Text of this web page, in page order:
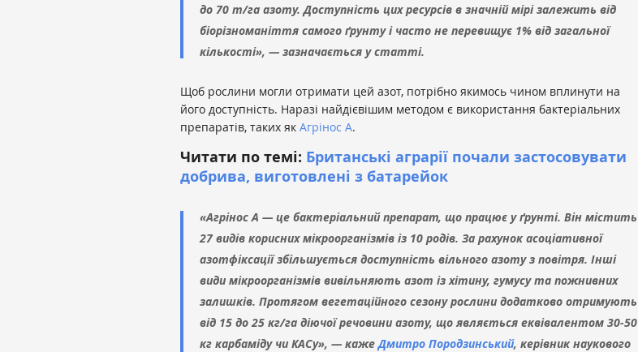
до 70 т/га азоту. Доступність цих ресурсів в значній мірі залежить від
біорізноманіття самого ґрунту і часто не перевищує 1% від загальної
кількості», — зазначається у статті.
Щоб рослини могли отримати цей азот, потрібно якимось чином вплинути на
його доступність. Наразі найдієвішим методом є використання бактеріальних
препаратів, таких як Агрінос А.
Читати по темі: Британські аграрії почали застосовувати
добрива, виготовлені з батарейок
«Агрінос А — це бактеріальний препарат, що працює у ґрунті. Він містить
27 видів корисних мікроорганізмів із 10 родів. За рахунок асоціативної
азотфіксації збільшується доступність вільного азоту з повітря. Інші
види мікроорганізмів вивільняють азот із хітину, гумусу та пожнивних
залишків. Протягом вегетаційного сезону рослини додатково отримують
від 15 до 25 кг/га діючої речовини азоту, що являється еквівалентом 30-50
кг карбаміду чи КАСу», — кажеДмитро Породзинський, керівник наукового